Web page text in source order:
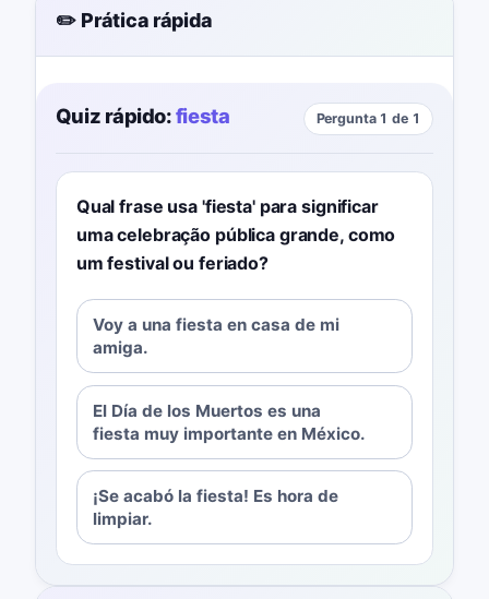
✏️ Prática rápida
Quiz rápido:fiesta Pergunta 1 de 1
Qual frase usa 'fiesta' para significar
uma celebração pública grande, como
um festival ou feriado?
Voy a una fiesta en casa de mi
amiga.
El Día de los Muertos es una
fiesta muy importante en México.
¡Se acabó la fiesta! Es hora de
limpiar.